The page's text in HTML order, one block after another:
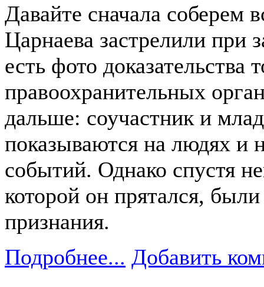
Давайте сначала соберем
Царнаева застрелили при
есть фото доказательства
правоохранительных
дальше: соучастник и
показываются на людях и
событий. Однако спустя
которой он прятался,
признания.
Подробнее... Добавить